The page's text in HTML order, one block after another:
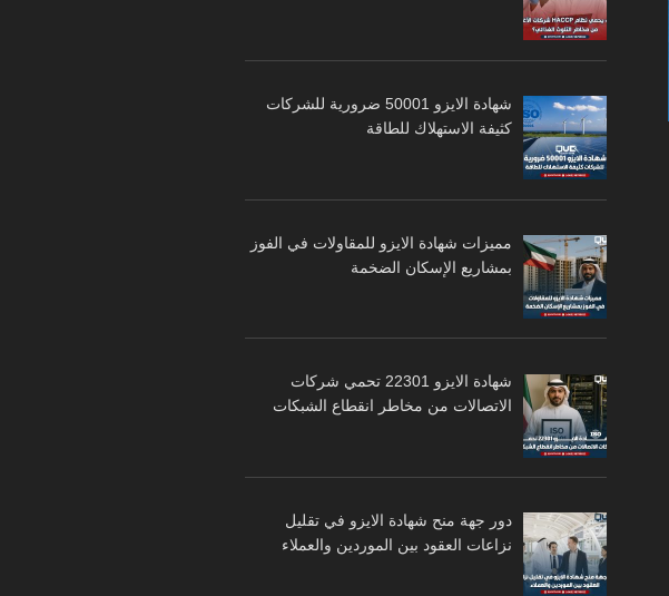
شهادة الايزو 50001 ضرورية للشركات
كثيفة الاستهلاك للطاقة
مميزات شهادة الايزو للمقاولات في الفوز
بمشاريع الإسكان الضخمة
شهادة الايزو 22301 تحمي شركات
الاتصالات من مخاطر انقطاع الشبكات
دور جهة منح شهادة الايزو في تقليل
نزاعات العقود بين الموردين والعملاء